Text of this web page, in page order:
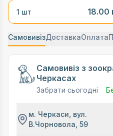
1 шт 18.00
СамовивізДоставкаОплата
Самовивіз з
Черкасах
Забрати сьогодні
м. Черкаси, вул.
В.Чорновола, 59